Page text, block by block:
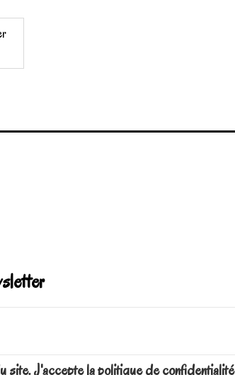
site. J'accepte la politique de